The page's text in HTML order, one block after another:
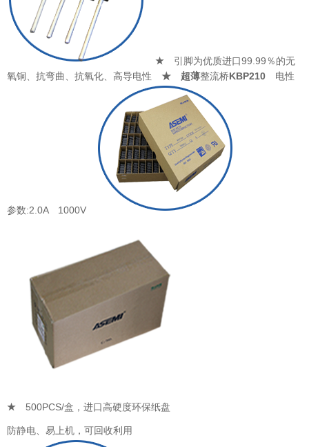
★ 引脚为优质进口99.99％的无
氧铜、 抗弯曲、抗氧化、高导电性 ★ 超薄整流桥KBP210 电性
参数:2.0A 1000V
★ 500PCS/盒，进口高硬度环保纸盘
防静电、易上机，可回收利用